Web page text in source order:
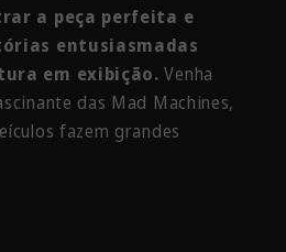
a peça perfeita e
entusiasmadas
em exibição. Venha
das Mad Machines,
fazem grandes